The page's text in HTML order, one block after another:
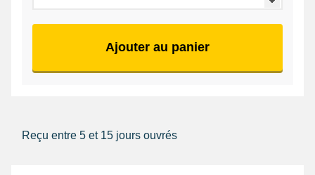
Ajouter au panier
Reçu entre 5 et 15 jours ouvrés